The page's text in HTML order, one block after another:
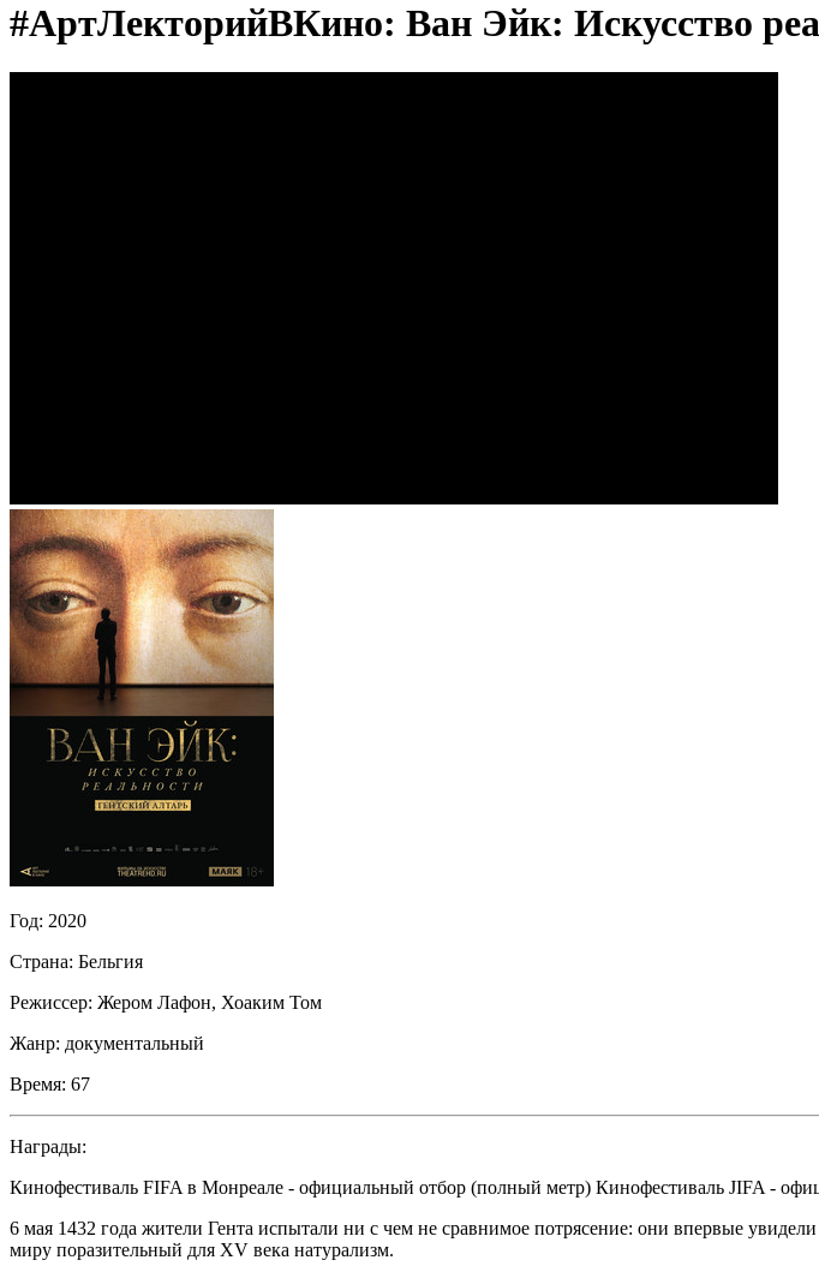
#АртЛекторийВКино: Ван Эйк: Искусство
Год: 2020
Страна: Бельгия
Режиссер: Жером Лафон, Хоаким Том
Жанр: документальный
Время: 67
Награды:
Кинофестиваль FIFA в Монреале - официальный отбор (полный метр) Кинофестиваль JIFA -
6 мая 1432 года жители Гента испытали ни с чем не сравнимое потрясение: они впервые
миру поразительный для XV века натурализм.